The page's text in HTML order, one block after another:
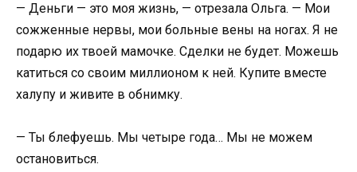
— Деньги — это моя жизнь, — отрезала Ольга. — Мои
сожженные нервы, мои больные вены на ногах. Я не
подарю их твоей мамочке. Сделки не будет. Можешь
катиться со своим миллионом к ней. Купите вместе
халупу и живите в обнимку.
— Ты блефуешь. Мы четыре года… Мы не можем
остановиться.